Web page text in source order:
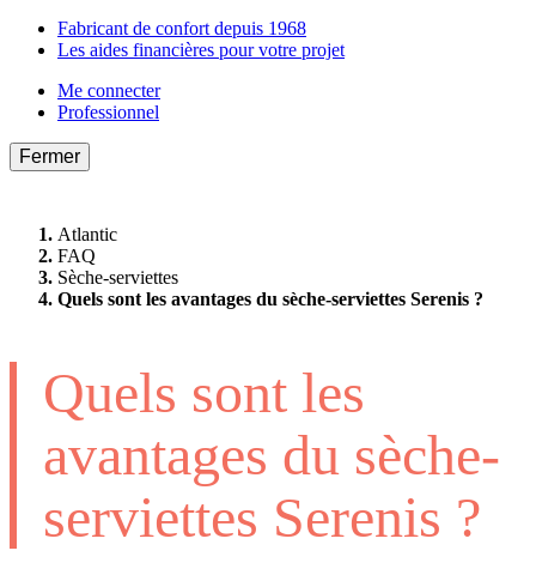
Fabricant de confort depuis 1968
Les aides financières pour votre projet
Me connecter
Professionnel
Fermer
Atlantic
FAQ
Sèche-serviettes
Quels sont les avantages du sèche-serviettes Serenis ?
Quels sont les
avantages du sèche-
serviettes Serenis ?